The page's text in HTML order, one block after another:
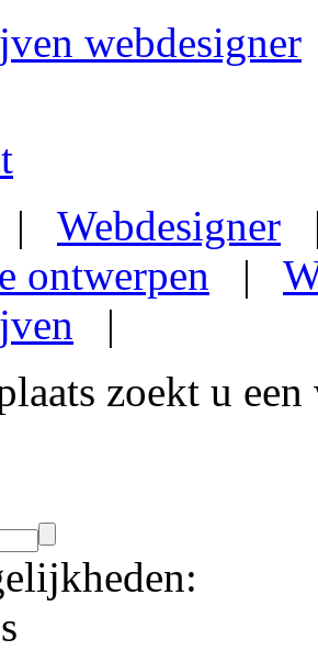
webdesigner
| Webdesigner
ontwerpen |
|
zoekt u een